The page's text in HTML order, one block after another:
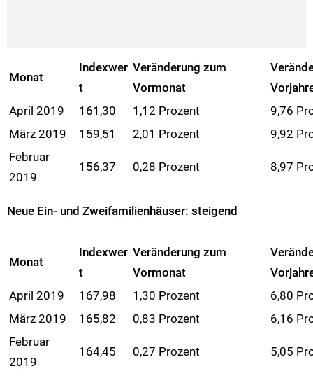
Monat
Indexwer
t
Veränderung zum
Vormonat
April 2019
161,30 1,12 Prozent
9,76
März 2019
159,51 2,01 Prozent
9,92
Februar
2019
156,37 0,28 Prozent 8,97
Neue Ein- und Zweifamilienhäuser: steigend
Monat
Indexwer
t
Veränderung zum
Vormonat
April 2019
167,98 1,30 Prozent
6,80
März 2019
165,82 0,83 Prozent
6,16
Februar
2019
164,45 0,27 Prozent 5,05